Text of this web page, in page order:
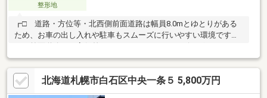
整形地
┏□ 道路・方位等・北西側前面道路は幅員8.0mとゆとりがある
ため、お車の出し入れや駐車もスムーズに行いやすい環境です
ジ・現地から570mの距離には、夜21時まで営業しているザ・ビッ
グ白石中央店がございます。食料品、日用品等を取り扱ってお
り、日々のお買い物に便利な施設です。・ローソン札幌白石本通6
丁目店・・・約165ｍ 徒歩約3分・深澤青果本郷市場・・・約
北海道札幌市白石区中央一条５ 5,800万円